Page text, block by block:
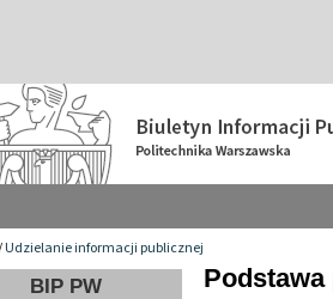
Udzielanie informacji publicznej
BIP PW Podstawa